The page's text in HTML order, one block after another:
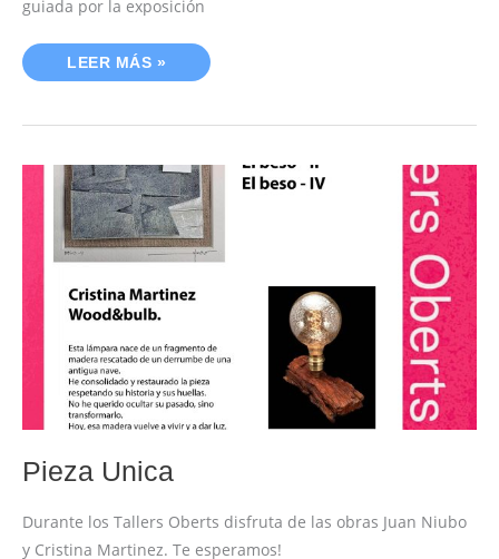
guiada por la exposición
LEER MÁS »
Pieza Unica
Durante los Tallers Oberts disfruta de las obras Juan Niubo
y Cristina Martinez. Te esperamos!
PIEZA
UNICA